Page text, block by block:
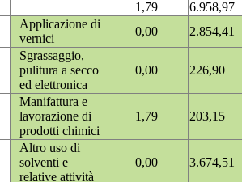
1,79
6.958,97
Applicazione di
vernici
0,00
2.854,41
Sgrassaggio,
pulitura a secco
ed elettronica
0,00 226,90
Manifattura e
lavorazione di
prodotti chimici
1,79 203,15
Altro uso di
solventi e
relative attività
0,00 3.674,51